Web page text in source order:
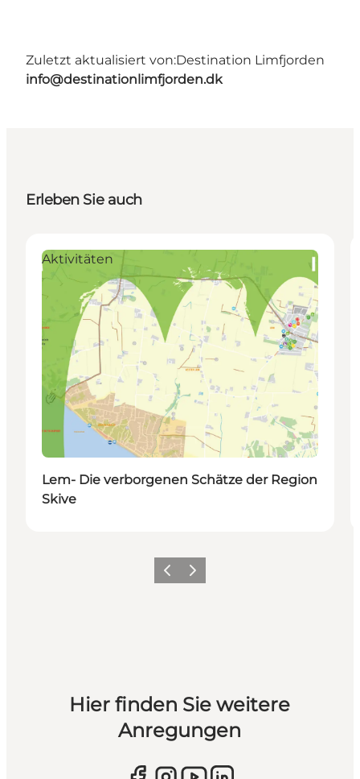
Zuletzt aktualisiert von:Destination Limfjorden
info@destinationlimfjorden.dk
Erleben Sie auch
Aktivitäten
Lem- Die verborgenen Schätze der Region
Skive
Vorherige Folie
Nächste Folie
Hier finden Sie weitere
Anregungen